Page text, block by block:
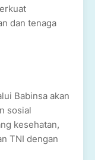
dan tenaga
Babinsa akan
sosial
kesehatan,
TNI dengan